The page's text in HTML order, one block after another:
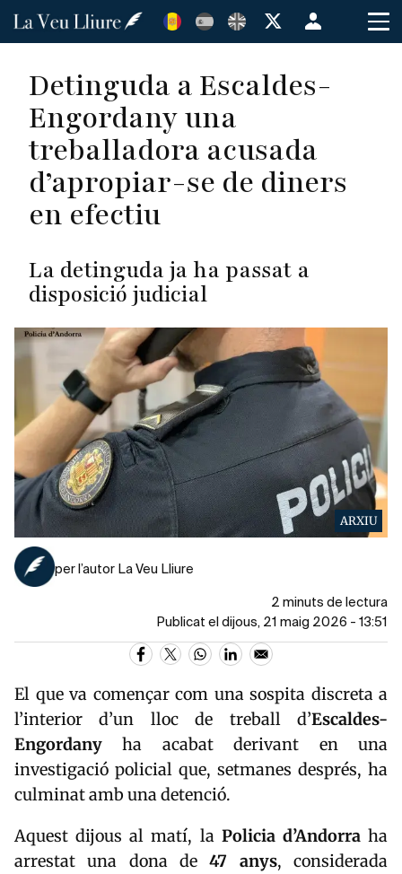
Vés
Menú
de
de
Detinguda a Escaldes-
Engordany una
treballadora acusada
d’apropiar-se de diners
en efectiu
La detinguda ja ha passat a
disposició judicial
ARXIU
per l’autor La Veu Lliure
2 minuts de lectura
Publicat el dijous, 21 maig 2026 - 13:51
El que va començar com una sospita discreta a
l’interior d’un lloc de treball d’Escaldes-
Engordany ha acabat derivant en una
investigació policial que, setmanes després, ha
culminat amb una detenció.
Aquest dijous al matí, la Policia d’Andorraha
arrestat una dona de47 anys, considerada